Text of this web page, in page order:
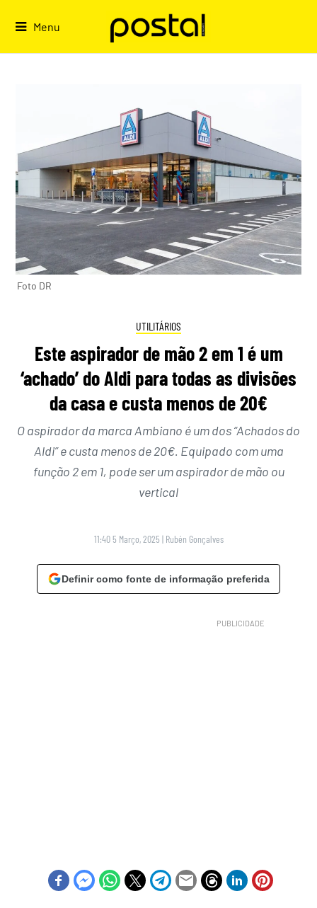
Menu
Foto DR
UTILITÁRIOS
Este aspirador de mão 2 em 1 é um
‘achado’ do Aldi para todas as divisões
da casa e custa menos de 20€
O aspirador da marca Ambiano é um dos “Achados do
Aldi” e custa menos de 20€. Equipado com uma
função 2 em 1, pode ser um aspirador de mão ou
vertical
11:40 5 Março, 2025 | Rubén Gonçalves
Definir como fonte de informação preferida